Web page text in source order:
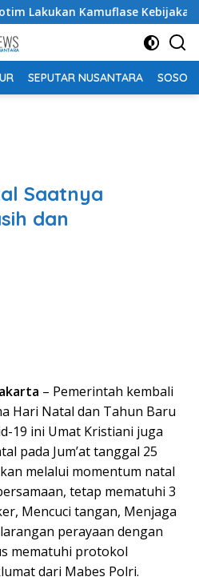
Kamuflase Kebijakan Politik
SEPUTAR NUSANTARA SOSOK
Saatnya
dan
– Pemerintah kembali
Hari Natal dan Tahun Baru
19 ini Umat Kristiani juga
pada Jum’at tanggal 25
melalui momentum natal
tetap mematuhi 3
Mencuci tangan, Menjaga
perayaan dengan
mematuhi protokol
dari Mabes Polri.